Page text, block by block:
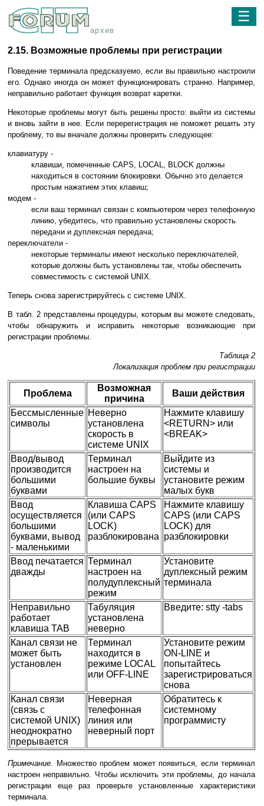
архив
☰
2.15. Возможные проблемы при регистрации
Поведение терминала предсказуемо, если вы правильно настроили
его. Однако иногда он может функционировать странно. Например,
неправильно работает функция возврат каретки.
Некоторые проблемы могут быть решены просто: выйти из системы
и вновь зайти в нее. Если перерегистрация не поможет решить эту
проблему, то вы вначале должны проверить следующее:
клавиатуру -
клавиши, помеченные CAPS, LOCAL, BLOCK должны
находиться в состоянии блокировки. Обычно это делается
простым нажатием этих клавиш;
модем -
если ваш терминал связан с компьютером через телефонную
линию, убедитесь, что правильно установлены скорость
передачи и дуплексная передача;
переключатели -
некоторые терминалы имеют несколько переключателей,
которые должны быть установлены так, чтобы обеспечить
совместимость с системой UNIX.
Теперь снова зарегистрируйтесь с системе UNIX.
В табл. 2 представлены процедуры, которым вы можете следовать,
чтобы обнаружить и исправить некоторые возникающие при
регистрации проблемы.
Таблица 2
Локализация проблем при регистрации
Проблема
Возможная
причина
Ваши действия
Бессмысленные
символы
Неверно
установлена
скорость в
системе UNIX
Нажмите клавишу
<RETURN> или
<BREAK>
Ввод/вывод
производится
большими
буквами
Терминал
настроен на
большие буквы
Выйдите из
системы и
установите режим
малых букв
Ввод
осуществляется
большими
буквами, вывод
- маленькими
Клавиша CAPS
(или CAPS
LOCK)
разблокирована
Нажмите клавишу
CAPS (или CAPS
LOCK) для
разблокировки
Ввод печатается
дважды
Терминал
настроен на
полудуплексный
режим
Установите
дуплексный режим
терминала
Неправильно
работает
клавиша TAB
Табуляция
установлена
неверно
Введите: stty -tabs
Канал связи не
может быть
установлен
Терминал
находится в
режиме LOCAL
или OFF-LINE
Установите режим
ON-LINE и
попытайтесь
зарегистрироваться
снова
Канал связи
(связь с
системой UNIX)
неоднократно
прерывается
Неверная
телефонная
линия или
неверный порт
Обратитесь к
системному
программисту
Примечание.
Множество проблем может появиться, если терминал
настроен неправильно. Чтобы исключить эти проблемы, до начала
регистрации еще раз проверьте установленные характеристики
терминала.